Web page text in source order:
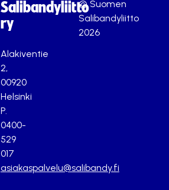
Salibandyliitto
ry
Alakiventie
2,
00920
Helsinki
P.
0400-
529
017
asiakaspalvelu@salibandy.fi
© Suomen
Salibandyliitto
2026